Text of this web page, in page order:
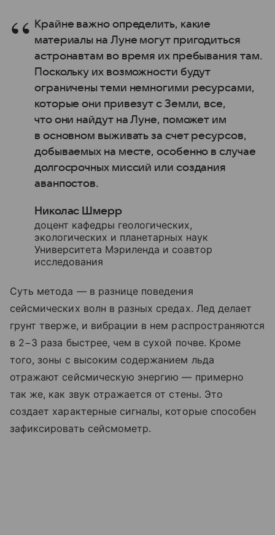
Крайне важно определить, какие
материалы на Луне могут пригодиться
астронавтам во время их пребывания там.
Поскольку их возможности будут
ограничены теми немногими ресурсами,
которые они привезут с Земли, все,
что они найдут на Луне, поможет им
в основном выживать за счет ресурсов,
добываемых на месте, особенно в случае
долгосрочных миссий или создания
аванпостов.
Николас Шмерр
доцент кафедры геологических,
экологических и планетарных наук
Университета Мэриленда и соавтор
исследования
Суть метода — в разнице поведения
сейсмических волн в разных средах. Лед делает
грунт тверже, и вибрации в нем распространяются
в 2−3 раза быстрее, чем в сухой почве. Кроме
того, зоны с высоким содержанием льда
отражают сейсмическую энергию — примерно
так же, как звук отражается от стены. Это
создает характерные сигналы, которые способен
зафиксировать сейсмометр.